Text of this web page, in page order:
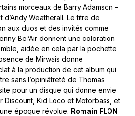
morceaux de Barry Adamson –
d’Andy Weatherall. Le titre de
aux duos et des invités comme
Bel’Air donnent une coloration
aidée en cela par la pochette
de Mirwais donne
à la production de cet album qui
sans l’opiniâtreté de Thomas
pour un disque qui donne envie
Discount, Kid Loco et Motorbass, et
époque révolue. Romain FLON